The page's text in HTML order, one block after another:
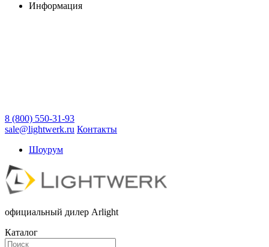
Информация
8 (800) 550-31-93
sale@lightwerk.ru Контакты
Шоурум
официальный дилер Arlight
Каталог